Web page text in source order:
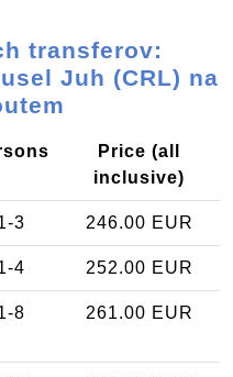
transferov:
Juh (CRL) na
Price (all
inclusive)
3 246.00 EUR
4 252.00 EUR
8 261.00 EUR